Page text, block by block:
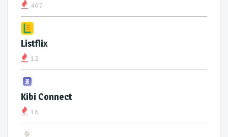
467
Listflix
12
Kibi Connect
16